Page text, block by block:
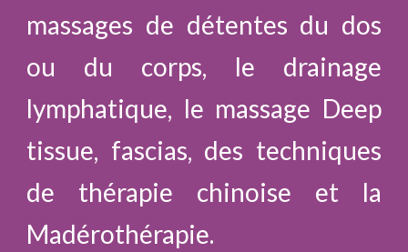
massages de détentes du dos
ou du corps, le drainage
lymphatique, le massage Deep
tissue, fascias, des techniques
de thérapie chinoise et la
Madérothérapie.